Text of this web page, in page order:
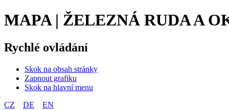
MAPA | ŽELEZNÁ RUDA A
Rychlé ovládání
Skok na obsah stránky
Zapnout grafiku
Skok na hlavní menu
CZ
DE EN